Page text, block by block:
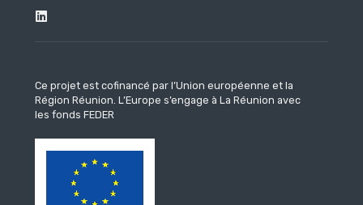
Ce projet est cofinancé par l’Union européenne et la
Région Réunion. L’Europe s’engage à La Réunion avec
les fonds FEDER